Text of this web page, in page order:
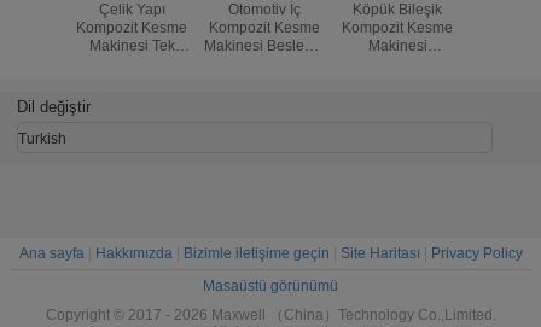
Çelik Yapı
Kompozit Kesme
Makinesi Tek
Otomotiv İç
Kompozit Kesme
Makinesi Besleme
Köpük Bileşik
Kompozit Kesme
Makinesi
Dil değiştir
Turkish
Ana sayfa| Hakkımızda| Bizimle iletişime geçin Site Haritası
Privacy Policy
Masaüstü görünümü
Copyright © 2017 - 2026 Maxwell （China）Technology Co.,Limited.